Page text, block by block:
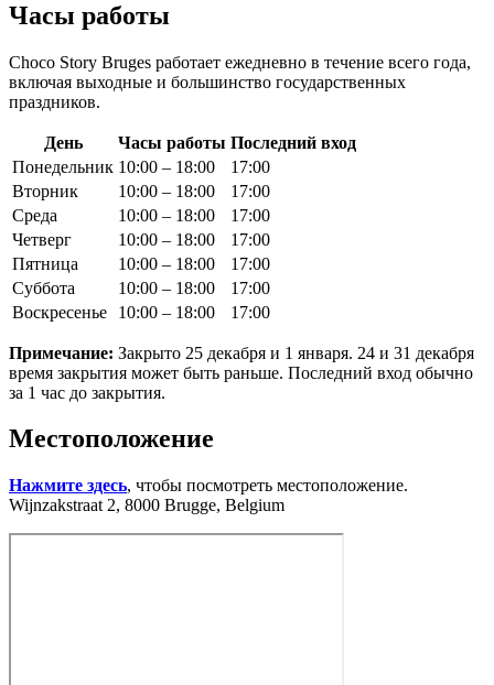
Часы работы
Choco Story Bruges работает ежедневно в течение всего года,
включая выходные и большинство государственных
праздников.
День Часы работы Последний вход
Понедельник 10:00 – 18:00
17:00
Вторник
10:00 – 18:00
17:00
Среда
10:00 – 18:00
17:00
Четверг
10:00 – 18:00
17:00
Пятница
10:00 – 18:00
17:00
Суббота
10:00 – 18:00
17:00
Воскресенье
10:00 – 18:00 17:00
Примечание: Закрыто 25 декабря и 1 января. 24 и 31 декабря
время закрытия может быть раньше. Последний вход обычно
за 1 час до закрытия.
Местоположение
Нажмите здесь, чтобы посмотреть местоположение.
Wijnzakstraat 2, 8000 Brugge, Belgium